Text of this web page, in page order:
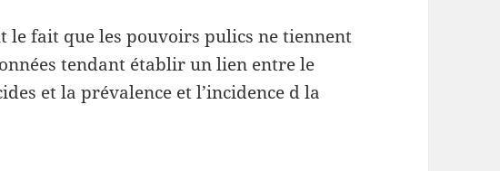
le fait que les pouvoirs pulics ne tiennent
tendant établir un lien entre le
et la prévalence et l’incidence d la